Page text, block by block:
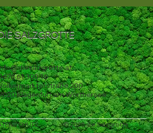
SALZGROTTE
61 300 16
200
Klagenfurt am Wörthersee
© 2025 die Salzgrotte